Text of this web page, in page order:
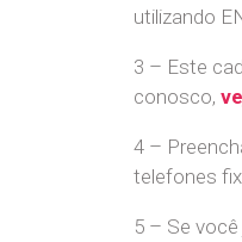
utilizando
3 – Este
conosco,
4 –
telefones
5 – Se